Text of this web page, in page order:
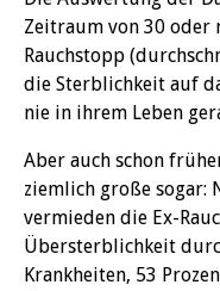
Zeitraum von 30 oder
Rauchstopp
die Sterblichkeit auf
nie in ihrem Leben
Aber auch schon
ziemlich große sogar:
vermieden die Ex-
Übersterblichkeit
Krankheiten, 53